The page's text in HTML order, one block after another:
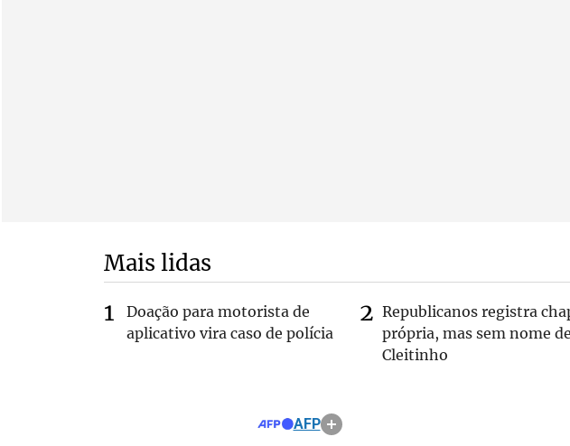
Mais lidas
Doação para motorista de
aplicativo vira caso de polícia
Republicanos registra
própria, mas sem nome de
Cleitinho
AFP